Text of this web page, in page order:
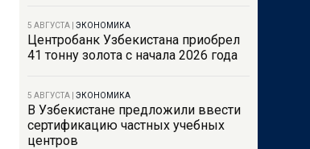
5 АВГУСТА ЭКОНОМИКА
Центробанк Узбекистана приобрел
41 тонну золота с начала 2026 года
5 АВГУСТА ЭКОНОМИКА
В Узбекистане предложили ввести
сертификацию частных учебных
центров